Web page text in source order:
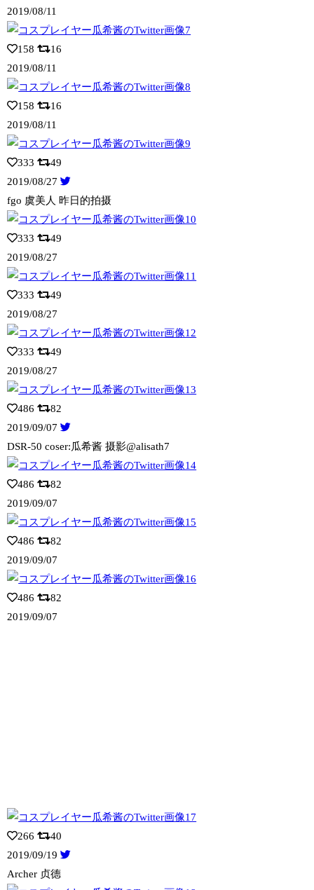
2019/08/11
158
16
2019/08/11
158
16
2019/08/11
333
49
2019/08/27
fgo 虞美人 昨日的拍摄
333
49
2019/08/27
333
49
2019/08/27
333
49
2019/08/27
486
82
2019/09/07
DSR-50 coser:瓜希酱 摄影@alisath7
486
82
2019/09/07
486
82
2019/09/07
486
82
2019/09/07
266
40
2019/09/19
Archer 贞德